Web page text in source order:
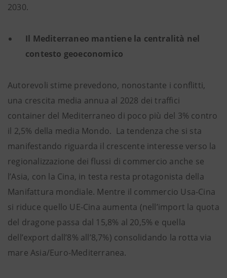
2030.
Il Mediterraneo mantiene la centralità nel
contesto geoeconomico
Autorevoli stime prevedono, nonostante i conflitti,
una crescita media annua al 2028 dei traffici
container del Mediterraneo di poco più del 3% contro
il 2,5% della media Mondo. La tendenza che si sta
manifestando riguarda il crescente interesse verso la
regionalizzazione dei flussi di commercio anche se
l’Asia, con la Cina, in testa resta protagonista della
Manifattura mondiale. Mentre il commercio Usa-Cina
si riduce quello UE-Cina aumenta (nell’import la quota
del dragone passa dal 15,8% al 20,5% e quella
dell’export dall’8% all’8,7%) consolidando la rotta via
mare Asia/Euro-Mediterranea.